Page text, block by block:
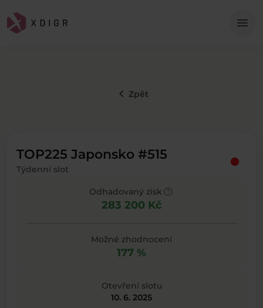
menu
keyboard_arrow_left Zpět
TOP225 Japonsko #515
Týdenní slot
Odhadovaný zisk
283 200 Kč
Možné zhodnocení
177 %
Otevření slotu
10. 6. 2025